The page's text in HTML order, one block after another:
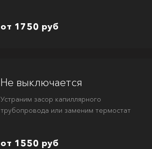
от 1750 руб
Не выключается
Устраним засор капиллярного
трубопровода или заменим термостат
от 1550 руб